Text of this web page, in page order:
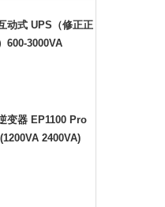
动式 UPS（修正正
600-3000VA
变器 EP1100 Pro
2400VA)